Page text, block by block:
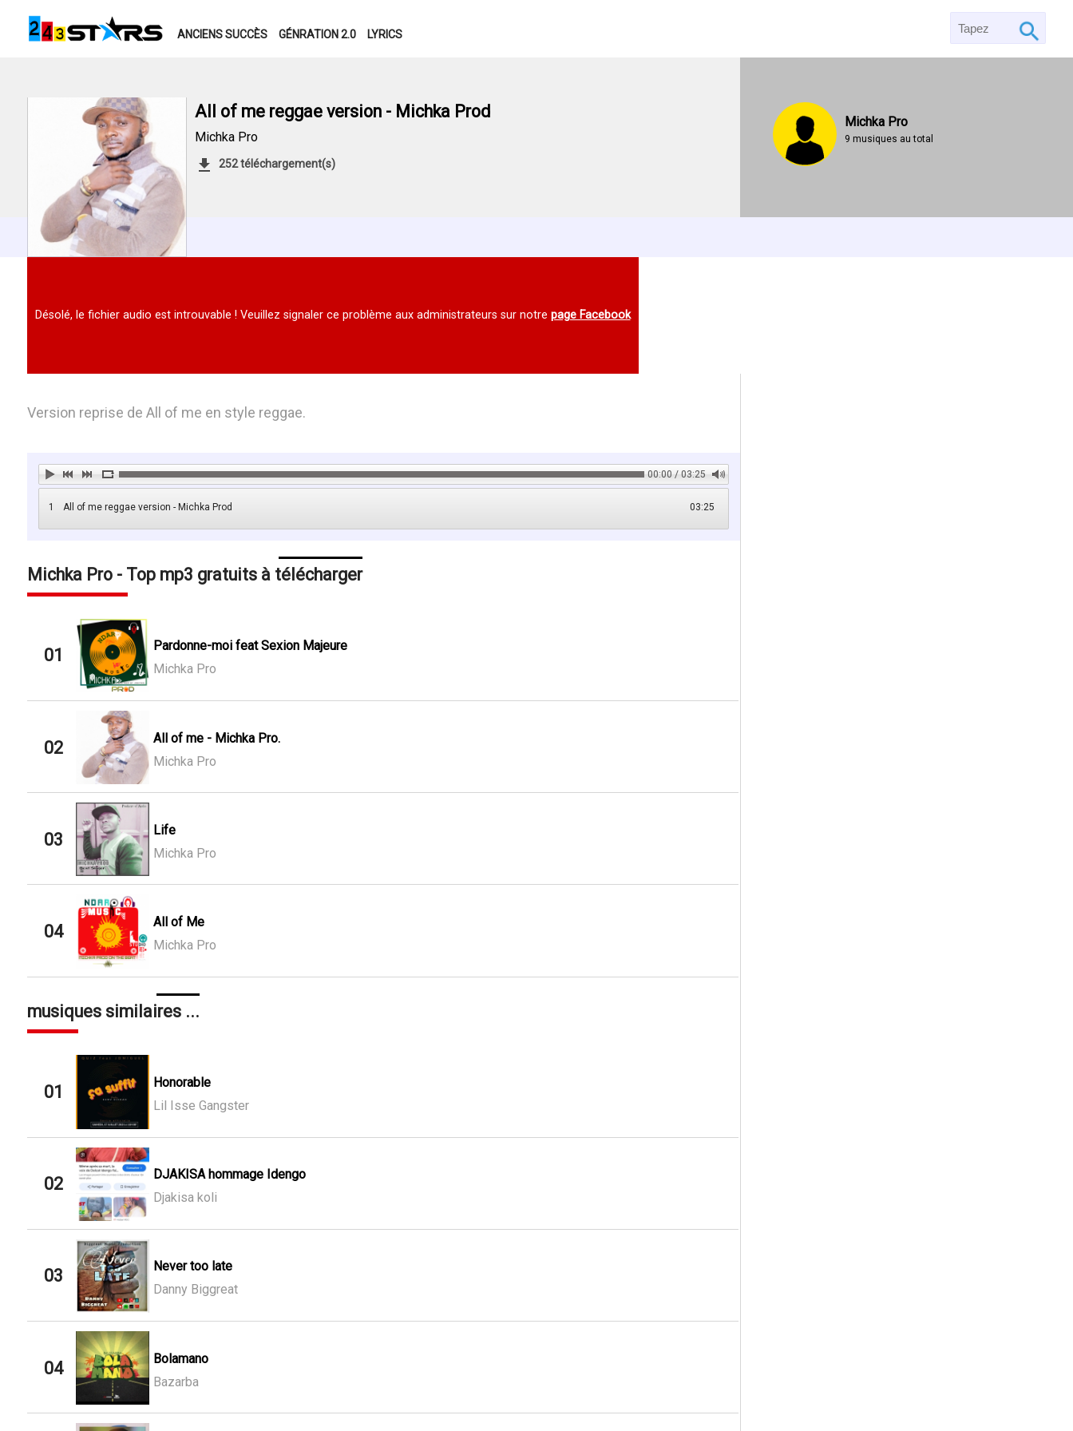
ANCIENS SUCCÈS GÉNRATION 2.0 LYRICS
All of me reggae version - Michka Prod
Michka Pro
252 téléchargement(s)
Michka Pro
9 musiques au total
Désolé, le fichier audio est introuvable ! Veuillez signaler ce problème aux administrateurs sur notre page Facebook
Version reprise de All of me en style reggae.
00:00 / 03:25
1 03:25
All of me reggae version - Michka Prod
Michka Pro - Top mp3 gratuits à télécharger
01
Pardonne-moi feat Sexion Majeure
Michka Pro
02
All of me - Michka Pro.
Michka Pro
03
Life
Michka Pro
04
All of Me
Michka Pro
musiques similaires ...
01
Honorable
Lil Isse Gangster
02
DJAKISA hommage Idengo
Djakisa koli
03
Never too late
Danny Biggreat
04
Bolamano
Bazarba